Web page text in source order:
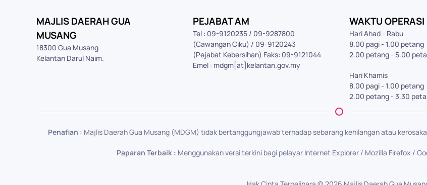
MAJLIS DAERAH GUA
MUSANG
18300 Gua Musang
Kelantan Darul Naim.
PEJABAT AM
Tel : 09-9120235 / 09-9287800
(Cawangan Ciku) / 09-9120243
(Pejabat Kebersihan) Faks: 09-9121044
Emel : mdgm[at]kelantan.gov.my
WAKTU OPERASI
Hari Ahad - Rabu
8.00 pagi - 1.00 petang
2.00 petang - 5.00
Hari Khamis
8.00 pagi - 1.00 petang
2.00 petang - 3.30
Penafian : Majlis Daerah Gua Musang (MDGM) tidak bertanggungjawab terhadap sebarang kehilangan atau
Paparan Terbaik : Menggunakan versi terkini bagi pelayar Internet Explorer / Mozilla Firefox /